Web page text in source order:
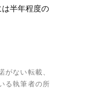
半年程度の
ない転載、
る執筆者の所